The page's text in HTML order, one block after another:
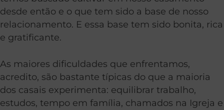
desde então e o que tem sido a base de nosso
relacionamento. E essa base tem sido bonita, rica
e gratificante.
As maiores dificuldades que enfrentamos,
acredito, são bastante típicas do que a maioria
dos casais experimenta: equilibrar trabalho,
estudos, tempo em família, chamados na Igreja e